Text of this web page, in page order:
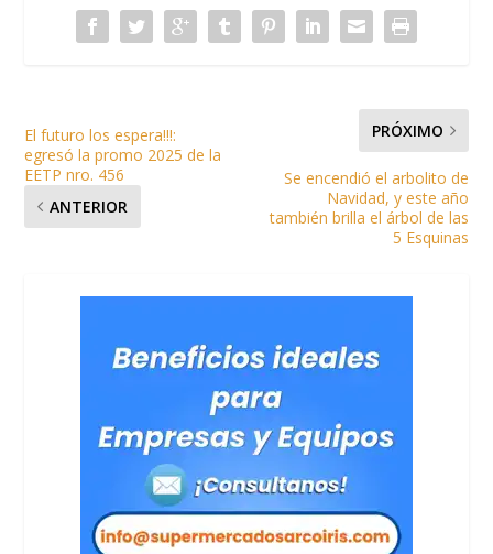
El futuro los espera!!!:
egresó la promo 2025 de la
EETP nro. 456
ANTERIOR
PRÓXIMO
Se encendió el arbolito de
Navidad, y este año
también brilla el árbol de las
5 Esquinas